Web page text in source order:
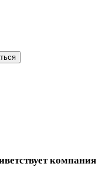
компания